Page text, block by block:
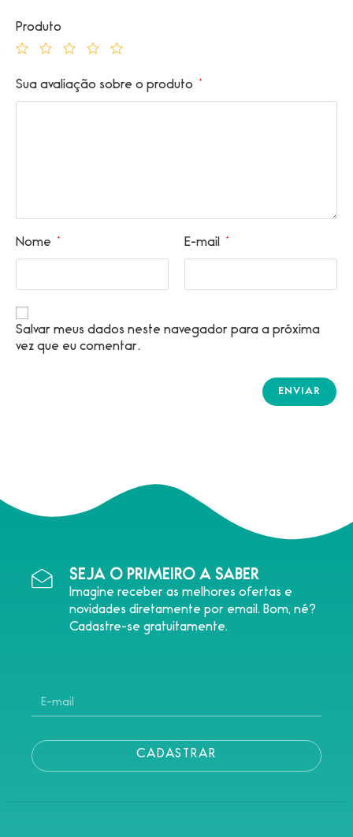
Produto
Sua avaliação sobre o produto *
Nome * E-mail *
Salvar meus dados neste navegador para a próxima
vez que eu comentar.
SEJA O PRIMEIRO A SABER
Imagine receber as melhores ofertas e
novidades diretamente por email. Bom, né?
Cadastre-se gratuitamente.
CADASTRAR